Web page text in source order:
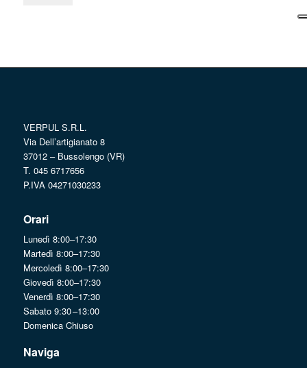
VERPUL S.R.L.
Via Dell’artigianato 8
37012 – Bussolengo (VR)
T. 045 6717656
P.IVA 04271030233
Orari
Lunedì 8:00–17:30
Martedì 8:00–17:30
Mercoledì 8:00–17:30
Giovedì 8:00–17:30
Venerdì 8:00–17:30
Sabato 9:30 –13:00
Domenica Chiuso
Naviga